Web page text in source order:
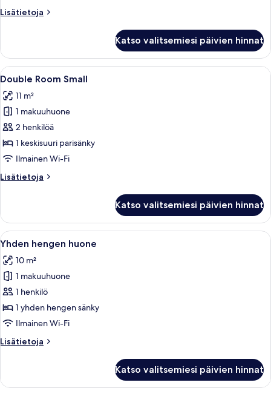
Lisätietoja
Lisätietoja
huone
Katso valitsemiesi päivien hinnat
Avaa
kaikki
huonetyypin
Double
Room
Small
kuvat
Hotellihuone, jossa on sänky,
13
Double Room Small
11 m²
1 makuuhuone
2 henkilöä
1 keskisuuri parisänky
Ilmainen Wi-Fi
Lisätietoja
Lisätietoja
Small
Katso valitsemiesi päivien hinnat
Avaa
kaikki
huonetyypin
Yhden
hengen
huone
kuvat
Moderni ja pienikokoinen huone,
11
Yhden hengen huone
10 m²
1 makuuhuone
1 henkilö
1 yhden hengen sänky
Ilmainen Wi-Fi
Lisätietoja
Lisätietoja
huone
Katso valitsemiesi päivien hinnat